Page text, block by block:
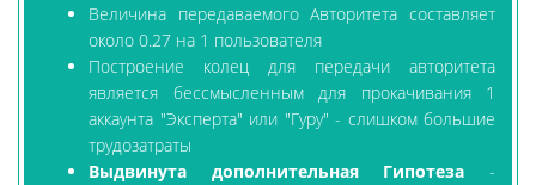
Величина передаваемого Авторитета составляет
около 0.27 на 1 пользователя
Построение колец для передачи авторитета
является бессмысленным для прокачивания 1
аккаунта "Эксперта" или "Гуру" - слишком большие
трудозатраты
Выдвинута дополнительная Гипотеза -